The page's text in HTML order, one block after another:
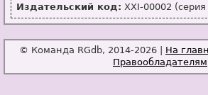
Size Error : LOST 27885
DATA!
Издательский код: XXI-00002 (серия
© Команда RGdb, 2014-2026 | На
Правообладателям